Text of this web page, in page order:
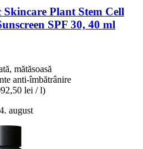
Plant Stem Cell
SPF 30, 40 ml
mătăsoasă
anti-îmbătrânire
lei / l)
august